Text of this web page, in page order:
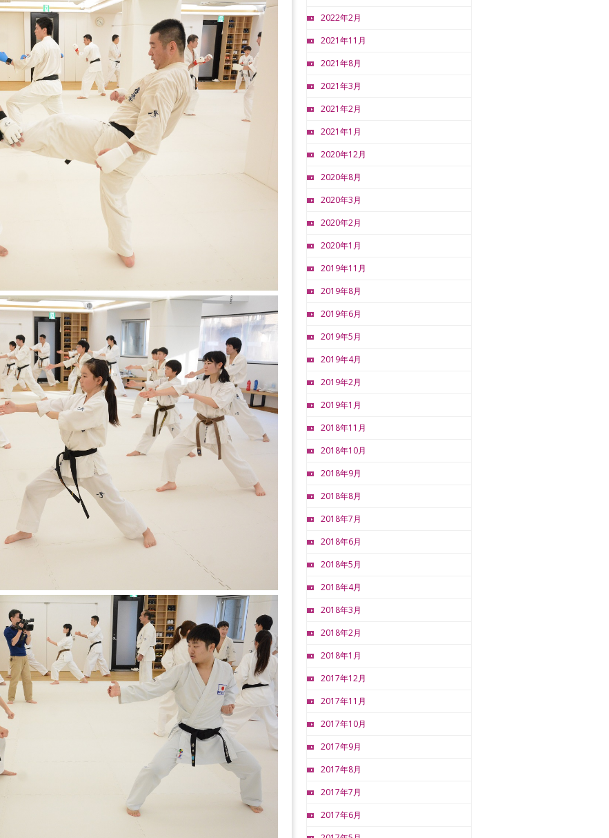
2022年2月
2021年11月
2021年8月
2021年3月
2021年2月
2021年1月
2020年12月
2020年8月
2020年3月
2020年2月
2020年1月
2019年11月
2019年8月
2019年6月
2019年5月
2019年4月
2019年2月
2019年1月
2018年11月
2018年10月
2018年9月
2018年8月
2018年7月
2018年6月
2018年5月
2018年4月
2018年3月
2018年2月
2018年1月
2017年12月
2017年11月
2017年10月
2017年9月
2017年8月
2017年7月
2017年6月